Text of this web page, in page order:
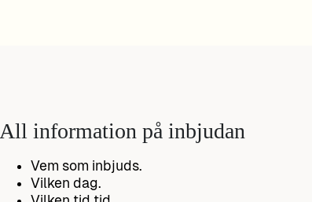
All information på inbjudan
Vem som inbjuds.
Vilken dag.